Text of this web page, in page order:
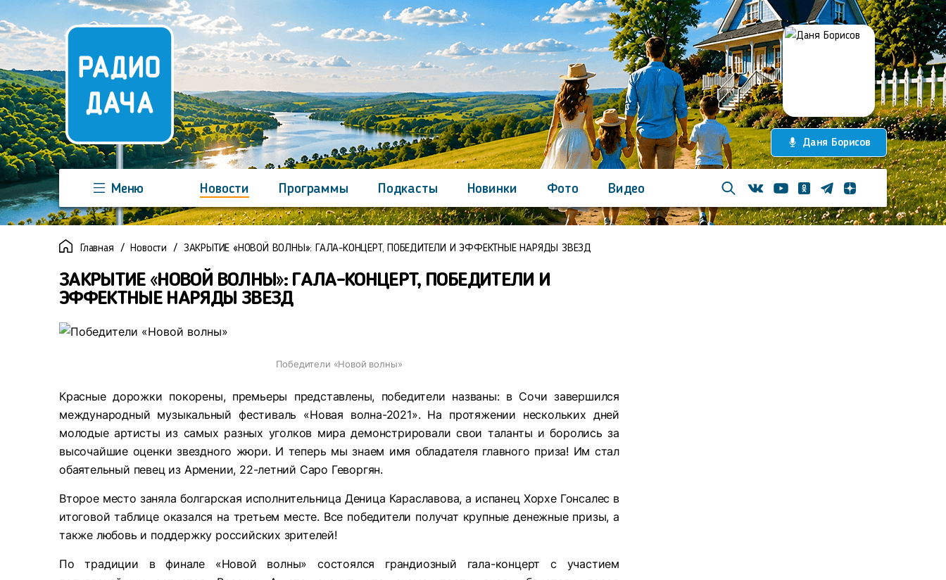
Даня Борисов
Меню Новости Программы Подкасты Новинки Фото
Видео
Команда
Регионы Реклама Контакты
ВконтактеYoutubeОдноклассники
ТелеграмЯндекс дзен
Главная Новости ЗАКРЫТИЕ «НОВОЙ ВОЛНЫ»: ГАЛА-КОНЦЕРТ, ПОБЕДИТЕЛИ И ЭФФЕКТНЫЕ НАРЯДЫ ЗВЕЗД
ЗАКРЫТИЕ «НОВОЙ ВОЛНЫ»: ГАЛА-КОНЦЕРТ, ПОБЕДИТЕЛИ И
ЭФФЕКТНЫЕ НАРЯДЫ ЗВЕЗД
Победители «Новой волны»
Красные дорожки покорены, премьеры представлены, победители названы: в Сочи завершился
международный музыкальный фестиваль «Новая волна-2021». На протяжении нескольких дней
молодые артисты из самых разных уголков мира демонстрировали свои таланты и боролись за
высочайшие оценки звездного жюри. И теперь мы знаем имя обладателя главного приза! Им стал
обаятельный певец из Армении, 22-летний Саро Геворгян.
Второе место заняла болгарская исполнительница Деница Караславова, а испанец Хорхе Гонсалес в
итоговой таблице оказался на третьем месте. Все победители получат крупные денежные призы, а
также любовь и поддержку российских зрителей!
По традиции в финале «Новой волны» состоялся грандиозный гала-концерт с участием